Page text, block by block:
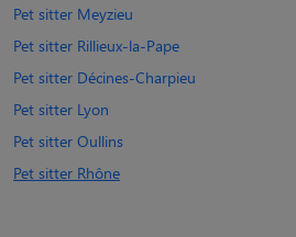
Pet sitter Meyzieu
Pet sitter Rillieux-la-Pape
Pet sitter Décines-Charpieu
Pet sitter Lyon
Pet sitter Oullins
Pet sitter Rhône